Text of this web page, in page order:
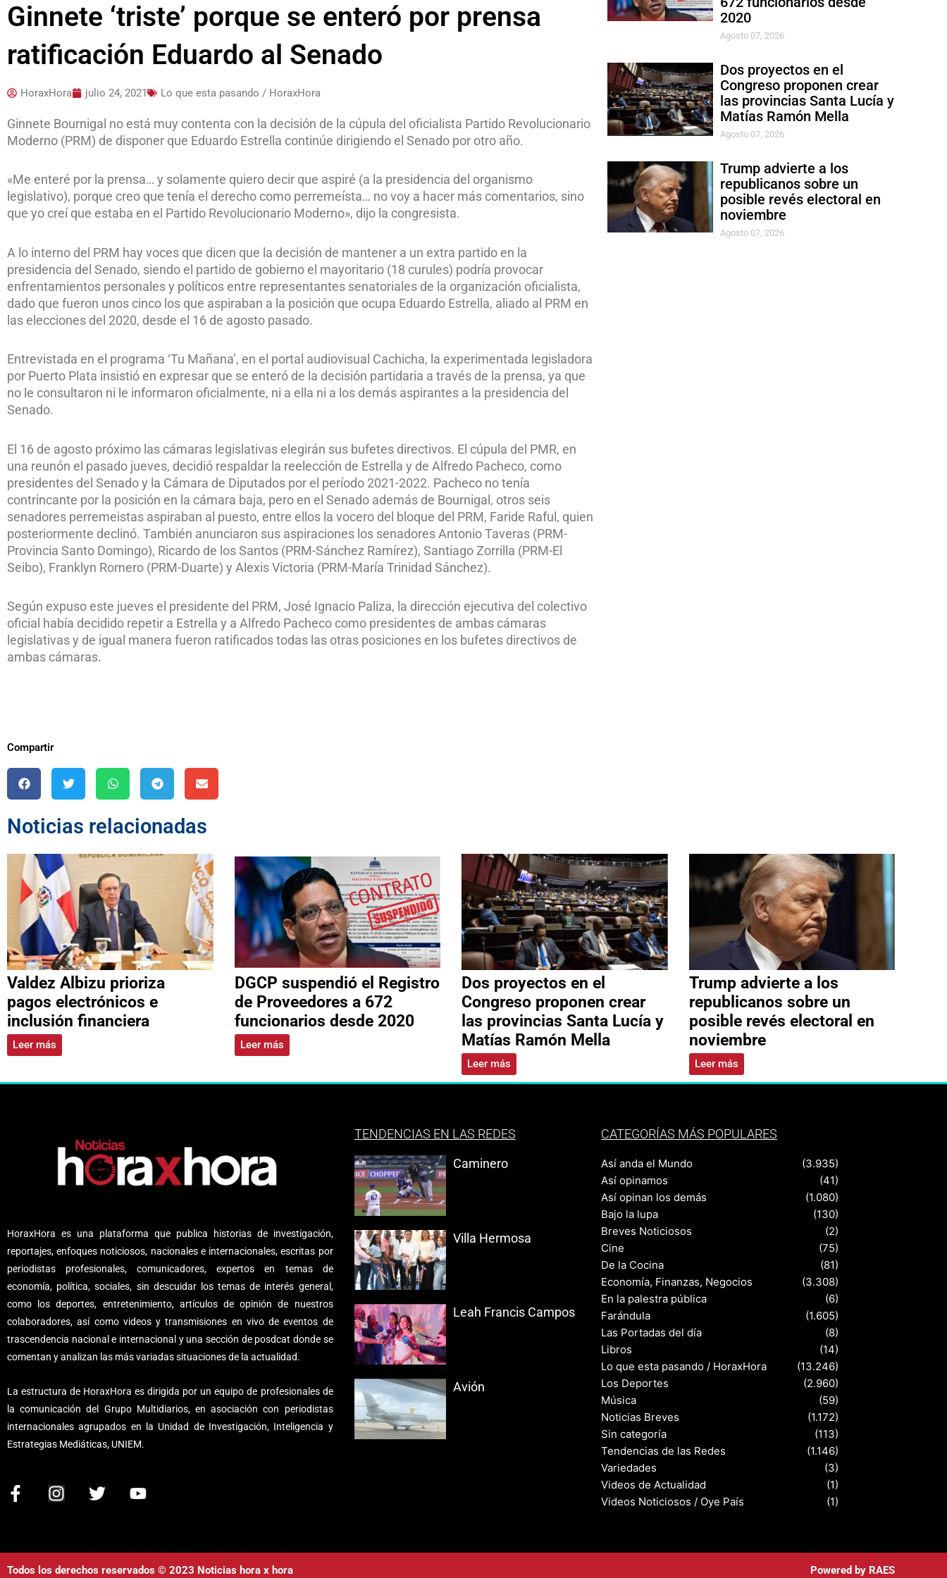
Ginnete ‘triste’ porque se enteró por prensa
ratificación Eduardo al Senado
HoraxHora julio 24, 2021 Lo que esta pasando / HoraxHora
Ginnete Bournigal no está muy contenta con la decisión de la cúpula del oficialista Partido Revolucionario
Moderno (PRM) de disponer que Eduardo Estrella continúe dirigiendo el Senado por otro año.
«Me enteré por la prensa… y solamente quiero decir que aspiré (a la presidencia del organismo
legislativo), porque creo que tenía el derecho como perremeísta… no voy a hacer más comentarios, sino
que yo creí que estaba en el Partido Revolucionario Moderno», dijo la congresista.
A lo interno del PRM hay voces que dicen que la decisión de mantener a un extra partido en la
presidencia del Senado, siendo el partido de gobierno el mayoritario (18 curules) podría provocar
enfrentamientos personales y políticos entre representantes senatoriales de la organización oficialista,
dado que fueron unos cinco los que aspiraban a la posición que ocupa Eduardo Estrella, aliado al PRM en
las elecciones del 2020, desde el 16 de agosto pasado.
Entrevistada en el programa ‘Tu Mañana’, en el portal audiovisual Cachicha, la experimentada legisladora
por Puerto Plata insistió en expresar que se enteró de la decisión partidaria a través de la prensa, ya que
no le consultaron ni le informaron oficialmente, ni a ella ni a los demás aspirantes a la presidencia del
Senado.
El 16 de agosto próximo las cámaras legislativas elegirán sus bufetes directivos. El cúpula del PMR, en
una reunón el pasado jueves, decidió respaldar la reelección de Estrella y de Alfredo Pacheco, como
presidentes del Senado y la Cámara de Diputados por el período 2021-2022. Pacheco no tenía
contrincante por la posición en la cámara baja, pero en el Senado además de Bournigal, otros seis
senadores perremeistas aspiraban al puesto, entre ellos la vocero del bloque del PRM, Faride Raful, quien
posteriormente declinó. También anunciaron sus aspiraciones los senadores Antonio Taveras (PRM-
Provincia Santo Domingo), Ricardo de los Santos (PRM-Sánchez Ramírez), Santiago Zorrilla (PRM-El
Seibo), Franklyn Romero (PRM-Duarte) y Alexis Victoria (PRM-María Trinidad Sánchez).
Según expuso este jueves el presidente del PRM, José Ignacio Paliza, la dirección ejecutiva del colectivo
oficial había decidido repetir a Estrella y a Alfredo Pacheco como presidentes de ambas cámaras
legislativas y de igual manera fueron ratificados todas las otras posiciones en los bufetes directivos de
ambas cámaras.
Compartir
2020
Agosto 07, 2026
Dos proyectos en el
Congreso proponen crear
las provincias Santa Lucía y
Matías Ramón Mella
Agosto 07, 2026
Trump advierte a los
republicanos sobre un
posible revés electoral en
noviembre
Agosto 07, 2026
Noticias relacionadas
Valdez Albizu prioriza
pagos electrónicos e
inclusión financiera
Leer más
DGCP suspendió el Registro
de Proveedores a 672
funcionarios desde 2020
Leer más
Dos proyectos en el
Congreso proponen crear
las provincias Santa Lucía y
Matías Ramón Mella
Leer más
Trump advierte a los
republicanos sobre un
posible revés electoral en
noviembre
Leer más
HoraxHora es una plataforma que publica historias de investigación,
reportajes, enfoques noticiosos, nacionales e internacionales, escritas por
periodistas profesionales, comunicadores, expertos en temas de
economía, política, sociales, sin descuidar los temas de interés general,
como los deportes, entretenimiento, artículos de opinión de nuestros
colaboradores, así como videos y transmisiones en vivo de eventos de
trascendencia nacional e internacional y una sección de posdcat donde se
comentan y analizan las más variadas situaciones de la actualidad.
La estructura de HoraxHora es dirigida por un equipo de profesionales de
la comunicación del Grupo Multidiarios, en asociación con periodistas
internacionales agrupados en la Unidad de Investigación, Inteligencia y
Estrategias Mediáticas, UNIEM.
F
I
T
Y
TENDENCIAS EN LAS REDES
Caminero
Villa Hermosa
Leah Francis Campos
Avión
CATEGORÍAS MÁS POPULARES
Así anda el Mundo
(3.935)
Así opinamos
(41)
Así opinan los demás
(1.080)
Bajo la lupa
(130)
Breves Noticiosos
(2)
Cine
(75)
De la Cocina
(81)
Economía, Finanzas, Negocios
(3.308)
En la palestra pública
(6)
Farándula
(1.605)
Las Portadas del día
(8)
Libros
(14)
Lo que esta pasando / HoraxHora
(13.246)
Los Deportes
(2.960)
Música
(59)
Noticias Breves
(1.172)
Sin categoría
(113)
Tendencias de las Redes
(1.146)
Variedades
(3)
Videos de Actualidad
(1)
Videos Noticiosos / Oye País
(1)
Todos los derechos reservados © 2023 Noticias hora x hora Powered by RAES